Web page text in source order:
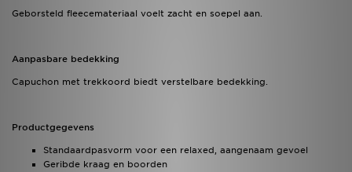
Geborsteld fleecemateriaal voelt zacht en soepel aan.
Aanpasbare bedekking
Capuchon met trekkoord biedt verstelbare bedekking.
Productgegevens
Standaardpasvorm voor een relaxed, aangenaam gevoel
Geribde kraag en boorden